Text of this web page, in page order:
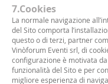
7.Cookies
La normale navigazione
del Sito comporta
questo o di terzi, partner
Vinòforum Eventi srl, di
configurazione è motivata
funzionalità del Sito e per
migliore esperienza di